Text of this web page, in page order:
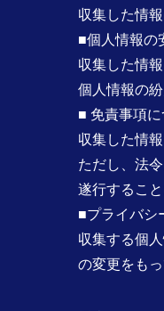
収集した情
■個人情報の
収集した情
個人情報の
■ 免責事項
収集した情
ただし、法
遂行するこ
■プライバシ
収集する個
の変更をも